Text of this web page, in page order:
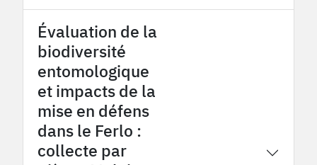
Évaluation de la
biodiversité
entomologique
et impacts de la
mise en défens
dans le Ferlo :
collecte par